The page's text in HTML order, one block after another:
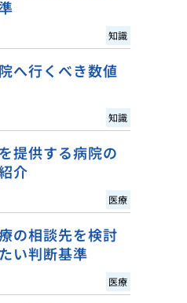
知識
へ行くべき数値
知識
提供する病院の
介
医療
の相談先を検討
い判断基準
医療